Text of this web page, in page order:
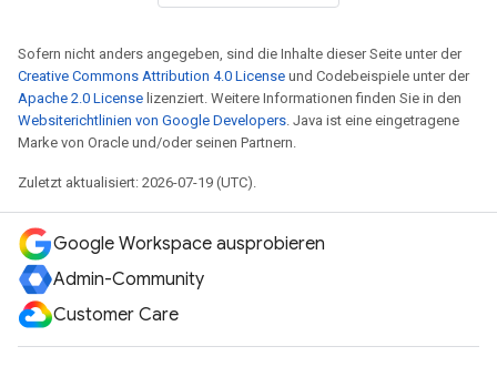
Sofern nicht anders angegeben, sind die Inhalte dieser Seite unter der
Creative Commons Attribution 4.0 License und Codebeispiele unter der
Apache 2.0 License lizenziert. Weitere Informationen finden Sie in den
Websiterichtlinien von Google Developers . Java ist eine eingetragene
Marke von Oracle und/oder seinen Partnern.
Zuletzt aktualisiert: 2026-07-19 (UTC).
Google Workspace ausprobieren
Admin-Community
Customer Care